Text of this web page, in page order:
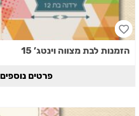
הזמנות לבת מצווה וינטג’ 15
פרטים נוספים